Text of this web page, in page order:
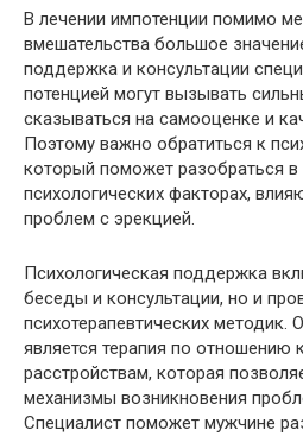
В лечении импотенции помимо
вмешательства большое
поддержка и консультации
потенцией могут вызывать
сказываться на самооценке и
Поэтому важно обратиться к
который поможет разобраться в
психологических факторах,
проблем с эрекцией.
Психологическая поддержка
беседы и консультации, но и
психотерапевтических методик.
является терапия по отношению
расстройствам, которая
механизмы возникновения
Специалист поможет мужчине